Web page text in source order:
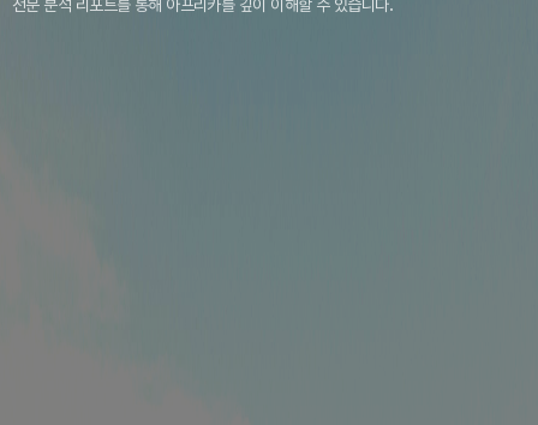
전문 분석 리포트를 통해 아프리카를 깊이 이해할 수 있습니다.